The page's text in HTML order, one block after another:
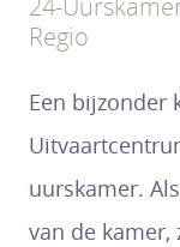
Regio
Een bijzonder
uurskamer.
van de